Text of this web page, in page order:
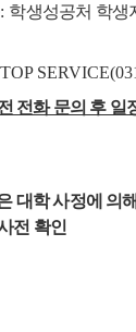
: 학생성공처 학생
전화 문의 후 일
대학 사정에 의
전 확인